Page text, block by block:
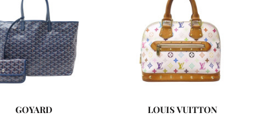
GOYARD LOUIS VUITTON